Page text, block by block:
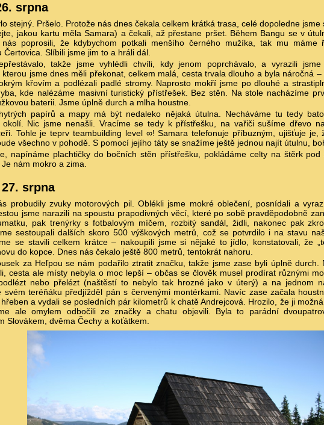
srpna
stejný. Pršelo. Protože nás dnes čekala celkem krátká trasa, celé dopoledne jsme
jakou kartu měla Samara) a čekali, až přestane pršet. Během Bangu se v
poprosili, že kdybychom potkali menšího černého mužíka, tak mu máme
Čertovica. Slíbili jsme jim to a hráli dál.
takže jsme vyhlédli chvíli, kdy jenom poprchávalo, a vyrazili
kterou jsme dnes měli překonat, celkem malá, cesta trvala dlouho a byla náročná
křovím a podlézali padlé stromy. Naprosto mokří jsme po dlouhé a
kde nalézáme masivní turistický přístřešek. Bez stěn. Na stole nacházíme
baterii. Jsme úplně durch a mlha houstne.
papírů a mapy má být nedaleko nějaká útulna. Necháváme tu tedy
okolí. Nic jsme nenašli. Vracíme se tedy k přístřešku, na vařiči sušíme dřevo
Tohle je teprv teambuilding level ∞! Samara telefonuje příbuzným, ujišťuje je,
všechno v pohodě. S pomocí jejího táty se snažíme ještě jednou najít útulnu,
napínáme plachtičky do bočních stěn přístřešku, pokládáme celty na štěrk
nám mokro a zima.
srpna
probudily zvuky motorových pil. Oblékli jsme mokré oblečení, posnídali a
jsme narazili na spoustu prapodivných věcí, které po sobě pravděpodobně
pak trenýrky s fotbalovým míčem, rozbitý sandál, židli, nakonec pak
sestoupali dalších skoro 500 výškových metrů, což se potvrdilo i na stavu
se stavili celkem krátce – nakoupili jsme si nějaké to jídlo, konstatovali, že
do kopce. Dnes nás čekalo ještě 800 metrů, tentokrát nahoru.
za Heľpou se nám podařilo ztratit značku, takže jsme zase byli úplně durch.
cesta ale místy nebyla o moc lepší – občas se člověk musel prodírat různými
nebo přelézt (naštěstí to nebylo tak hrozné jako v úterý) a na jednom
svém teréňáku předjížděl pán s červenými montérkami. Navíc zase začala
a vydali se posledních pár kilometrů k chatě Andrejcová. Hrozilo, že ji
ale omylem odbočili ze značky a chatu objevili. Byla to parádní
Slovákem, dvěma Čechy a koťátkem.